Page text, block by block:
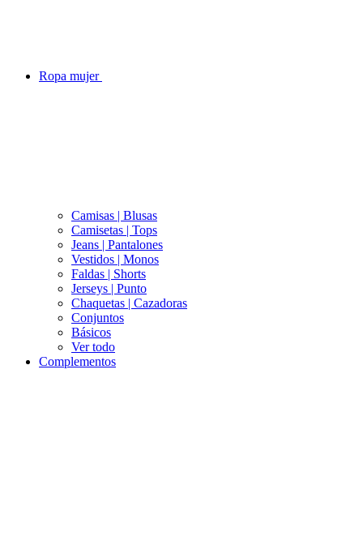
Ropa mujer
Camisas | Blusas
Camisetas | Tops
Jeans | Pantalones
Vestidos | Monos
Faldas | Shorts
Jerseys | Punto
Chaquetas | Cazadoras
Conjuntos
Básicos
Ver todo
Complementos